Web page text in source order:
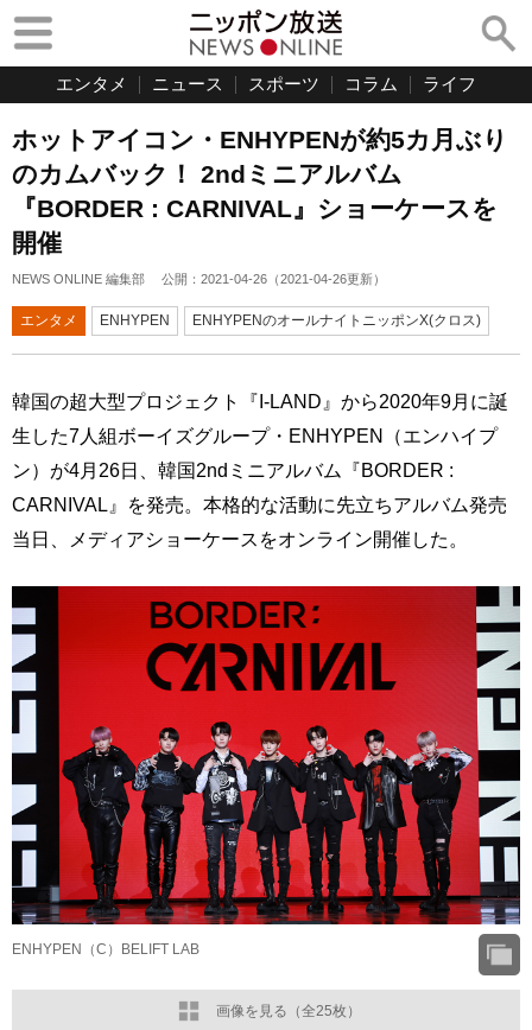
エンタメ ニュース スポーツ コラム ライフ
ホットアイコン・ENHYPENが約5カ月ぶり
のカムバック！ 2ndミニアルバム
『BORDER : CARNIVAL』ショーケースを
開催
NEWS ONLINE 編集部 公開： 2021-04-26 （2021-04-26更新）
エンタメ ENHYPEN ENHYPENのオールナイトニッポンX(クロス)
韓国の超大型プロジェクト『I-LAND』から2020年9月に誕
生した7人組ボーイズグループ・ENHYPEN（エンハイプ
ン）が4月26日、韓国2ndミニアルバム『BORDER :
CARNIVAL』を発売。本格的な活動に先立ちアルバム発売
当日、メディアショーケースをオンライン開催した。
画像を見る（全25枚）
ENHYPEN（C）BELIFT LAB